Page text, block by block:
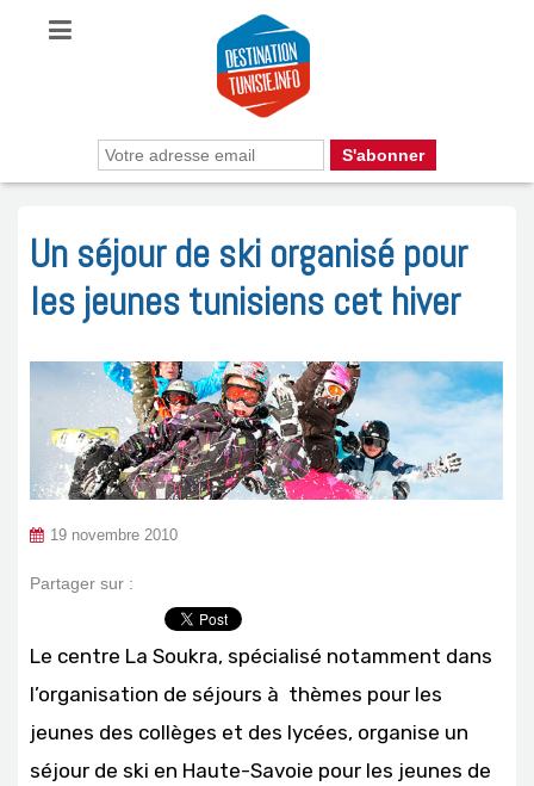
Un séjour de ski organisé pour
les jeunes tunisiens cet hiver
19 novembre 2010
Partager sur :
Le centre La Soukra, spécialisé notamment dans
l’organisation de séjours à thèmes pour les
jeunes des collèges et des lycées, organise un
séjour de ski en Haute-Savoie pour les jeunes de